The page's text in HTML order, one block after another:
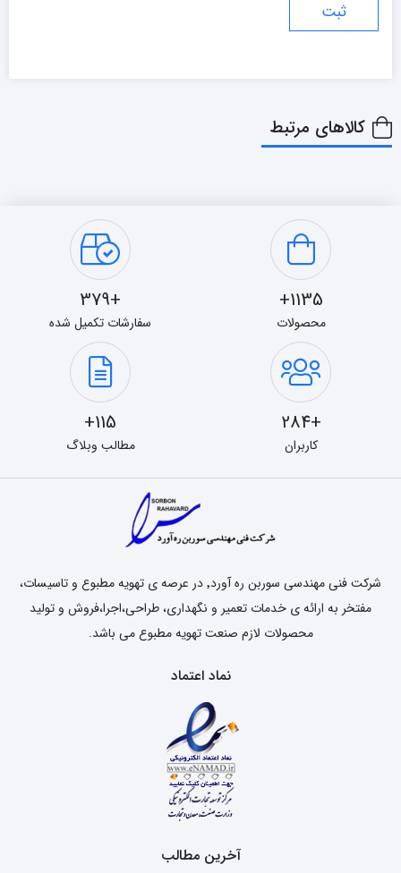
کالاهای مرتبط
1135+
محصولات
+379
سفارشات تکمیل شده
+284
کاربران
115+
مطالب وبلاگ
شرکت فنی مهندسی سوربن ره آورد٬ در عرصه ی تهویه مطبوع و تاسیسات،
مفتخر به ارائه ی خدمات تعمیر و نگهداری، طراحی،اجرا،فروش و تولید
محصولات لازم صنعت تهویه مطبوع می باشد.
نماد اعتماد
آخرین مطالب